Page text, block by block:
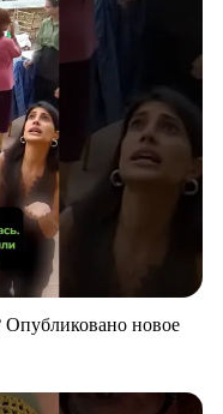
Опубликовано новое